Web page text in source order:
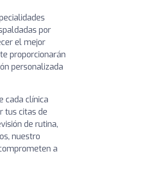
por
el mejor
proporcionarán
personalizada
cada clínica
tus citas de
de rutina,
nuestro
a